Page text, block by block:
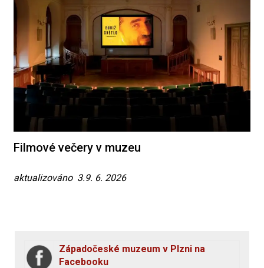
Filmové večery v muzeu
aktualizováno 3.9. 6. 2026
Západočeské muzeum v Plzni na
Facebooku